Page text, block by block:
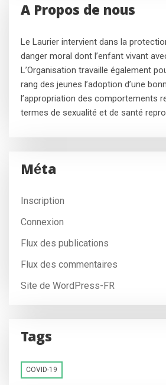
A Propos de nous
Le Laurier intervient dans la
danger moral dont l’enfant vivant
L’Organisation travaille également
rang des jeunes l’adoption d’une
l’appropriation des comportements
termes de sexualité et de santé
Méta
Inscription
Connexion
Flux des publications
Flux des commentaires
Site de WordPress-FR
Tags
COVID-19